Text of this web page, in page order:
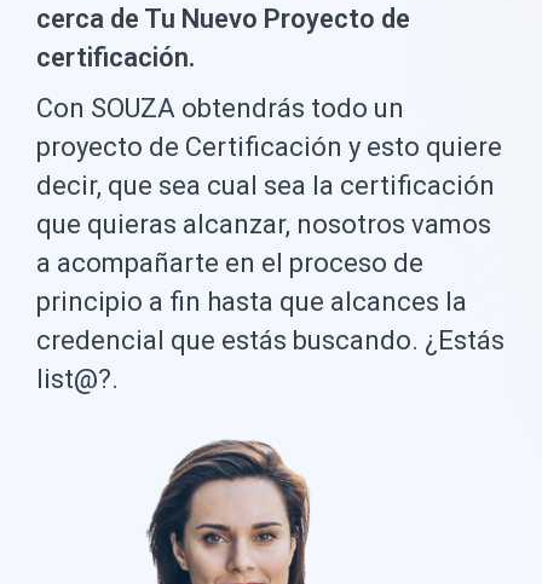
cerca de Tu Nuevo Proyecto de
certificación.
Con SOUZA obtendrás todo un
proyecto de Certificación y esto quiere
decir, que sea cual sea la certificación
que quieras alcanzar, nosotros vamos
a acompañarte en el proceso de
principio a fin hasta que alcances la
credencial que estás buscando. ¿Estás
list@?.